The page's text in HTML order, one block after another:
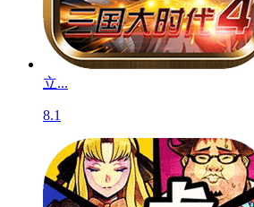
立...
8.1